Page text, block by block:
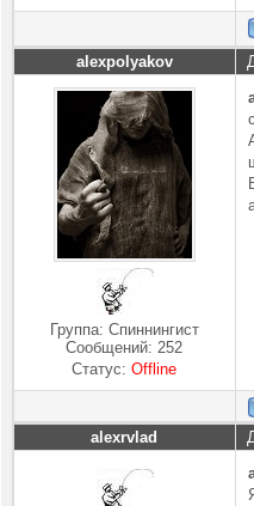
alexpolyakov
Группа: Спиннингист
Сообщений:252
Статус:Offline
alexrvlad